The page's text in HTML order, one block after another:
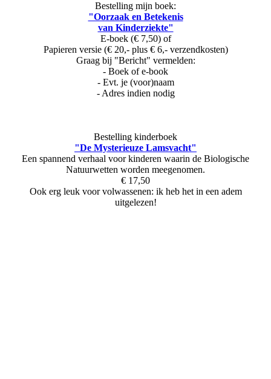
Bestelling mijn boek:
"Oorzaak en Betekenis
van Kinderziekte"
E-boek (€ 7,50) of
Papieren versie (€ 20,- plus € 6,- verzendkosten)
Graag bij "Bericht" vermelden:
- Boek of e-book
- Evt. je (voor)naam
- Adres indien nodig
Bestelling kinderboek
"De Mysterieuze Lamsvacht"
Een spannend verhaal voor kinderen waarin de Biologische
Natuurwetten worden meegenomen.
€ 17,50
Ook erg leuk voor volwassenen: ik heb het in een adem
uitgelezen!